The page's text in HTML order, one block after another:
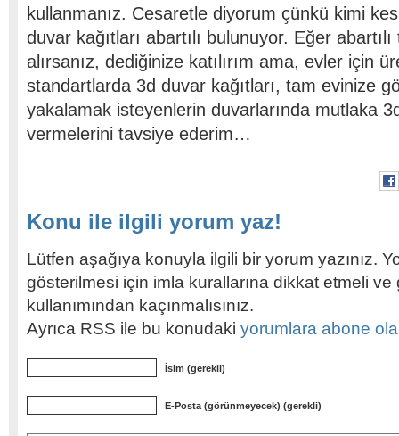
kullanmanız. Cesaretle diyorum çünkü kimi
duvar kağıtları abartılı bulunuyor. Eğer
alırsanız, dediğinize katılırım ama, evler için
standartlarda 3d duvar kağıtları, tam evinize
yakalamak isteyenlerin duvarlarında mutlaka
vermelerini tavsiye ederim…
Konu ile ilgili yorum yaz!
Lütfen aşağıya konuyla ilgili bir yorum yazınız.
gösterilmesi için imla kurallarına dikkat etmeli
kullanımından kaçınmalısınız.
Ayrıca RSS ile bu konudaki yorumlara abone
İsim (gerekli)
E-Posta (görünmeyecek) (gerekli)